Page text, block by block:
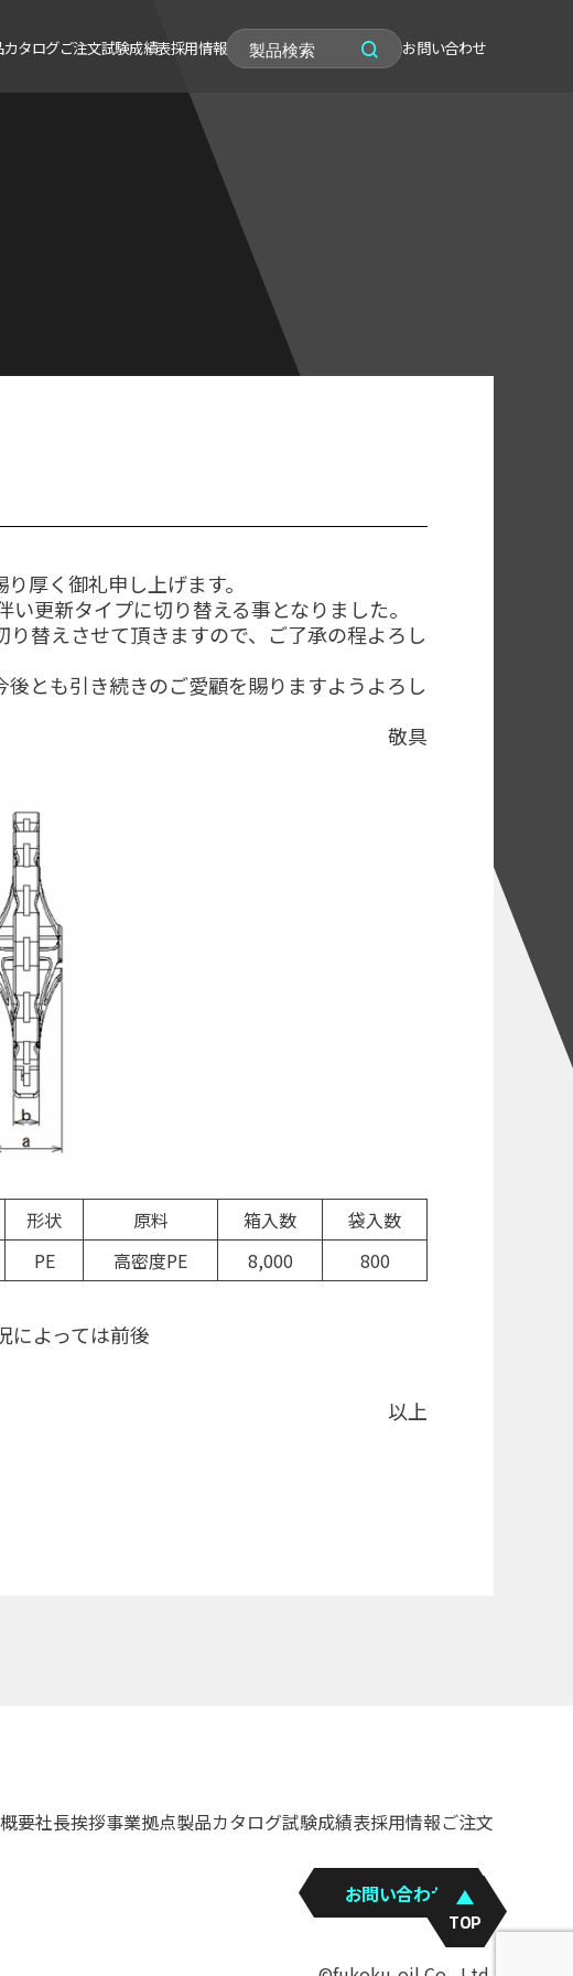
タログご注文試験成績表採用情報 お問い合わせ
厚く御礼申し上げます。
更新タイプに切り替える事となりました。
替えさせて頂きますので、ご了承の程よろし
とも引き続きのご愛顧を賜りますようよろし
敬具
形状 原料 箱入数
袋入数
PE 高密度PE 8,000 800
現行品の在庫状況によっては前後
以上
TOP
要社長挨拶事業拠点製品カタログ試験成績表採用情報ご注文
お問い合わせ